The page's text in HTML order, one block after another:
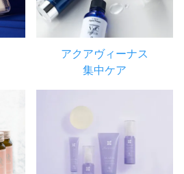
アクアヴィーナス
集中ケア